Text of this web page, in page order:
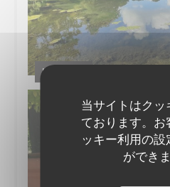
当サイトはクッ
ております。お
ッキー利用の
ができま
Le Jardin